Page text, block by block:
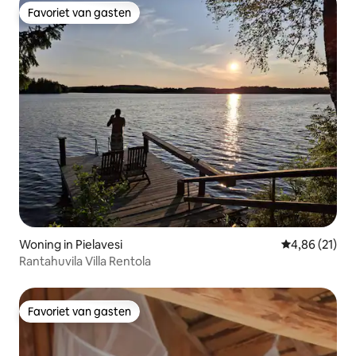
Favoriet van gasten
Favoriet van gasten
Woning in Pielavesi Gemiddelde
4,86 (21)
Rantahuvila Villa Rentola
Favoriet van gasten
Favoriet van gasten